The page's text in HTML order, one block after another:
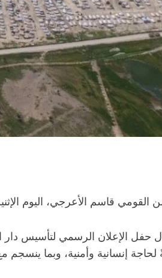
الأعرجي، اليوم الإثنين، بأن العراق استعاد أكثر من 21
حفل الإعلان الرسمي لتأسيس
إنسانية وأمنية، وبما ينسجم